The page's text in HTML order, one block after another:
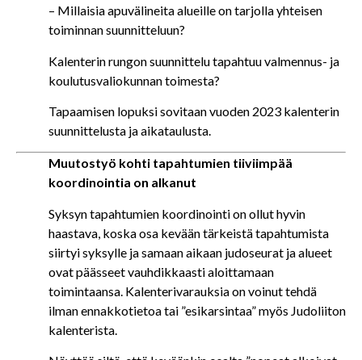
– Millaisia apuvälineita alueille on tarjolla yhteisen
toiminnan suunnitteluun?
Kalenterin rungon suunnittelu tapahtuu valmennus- ja
koulutusvaliokunnan toimesta?
Tapaamisen lopuksi sovitaan vuoden 2023 kalenterin
suunnittelusta ja aikataulusta.
Muutostyö kohti tapahtumien tiiviimpää
koordinointia on alkanut
Syksyn tapahtumien koordinointi on ollut hyvin
haastava, koska osa kevään tärkeistä tapahtumista
siirtyi syksylle ja samaan aikaan judoseurat ja alueet
ovat päässeet vauhdikkaasti aloittamaan
toimintaansa. Kalenterivarauksia on voinut tehdä
ilman ennakkotietoa tai ”esikarsintaa” myös Judoliiton
kalenterista.